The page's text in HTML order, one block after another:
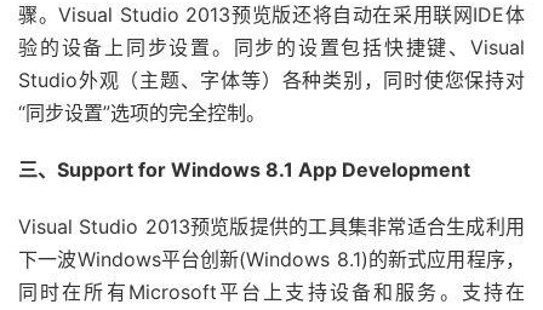
骤。Visual Studio 2013预览版还将自动在采用联网IDE体
验的设备上同步设置。同步的设置包括快捷键、Visual
Studio外观（主题、字体等）各种类别，同时使您保持对
“同步设置”选项的完全控制。
三、Support for Windows 8.1 App Development
Visual Studio 2013预览版提供的工具集非常适合生成利用
下一波Windows平台创新(Windows 8.1)的新式应用程序，
同时在所有Microsoft平台上支持设备和服务。支持在